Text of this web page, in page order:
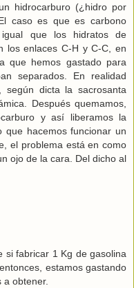
hidrocarburo (¿hidro por
caso es que es carbono
igual que los hidratos de
los enlaces C-H y C-C, en
que hemos gastado para
separados. En realidad
según dicta la sacrosanta
Después quemamos,
y así liberamos la
hacemos funcionar un
el problema está en como
ojo de la cara. Del dicho al
si fabricar 1 Kg de gasolina
estamos gastando
obtener.